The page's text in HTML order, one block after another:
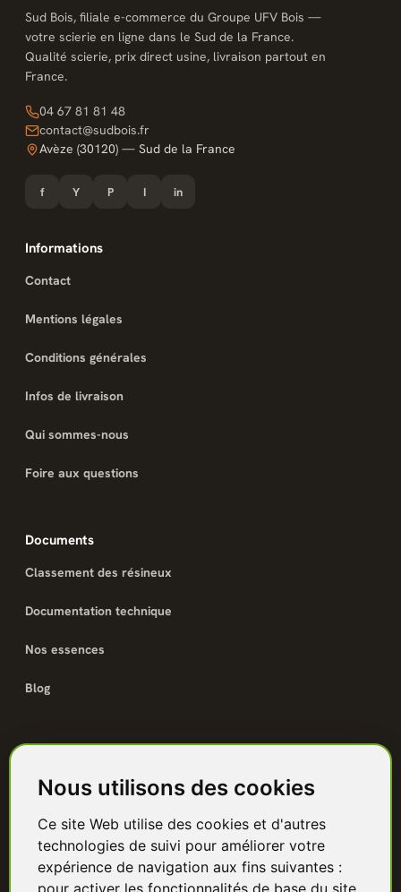
Nous utilisons des cookies
Ce site Web utilise des cookies et d'autres
technologies de suivi pour améliorer votre
expérience de navigation aux fins suivantes :
pour activer les fonctionnalités de base du site
Sud Bois, filiale e-commerce du Groupe UFV Bois —
votre scierie en ligne dans le Sud de la France.
Qualité scierie, prix direct usine, livraison partout en
France.
04 67 81 81 48
contact@sudbois.fr
Avèze (30120) — Sud de la France
f Y P I in
Informations
Contact
Mentions légales
Conditions générales
Infos de livraison
Qui sommes-nous
Foire aux questions
Documents
Classement des résineux
Documentation technique
Nos essences
Blog
Terrasse bois
Bardage bois
Charpente & ossature